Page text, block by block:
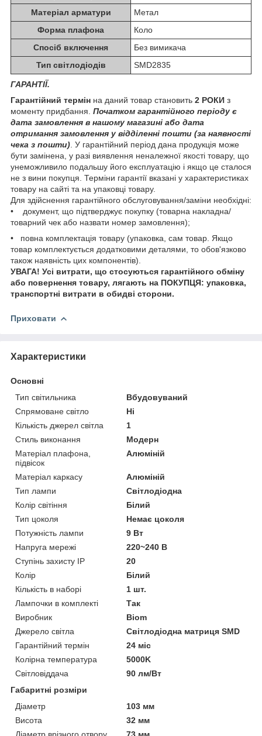
Матеріал арматури
Метал
Форма плафона
Коло
Спосіб включення
Без вимикача
Тип світлодіодів
SMD2835
ГАРАНТІЇ.
Гарантійний термін на даний товар становить 2 РОКИ з
моменту придбання. Початком гарантійного періоду є
дата замовлення в нашому магазині або дата
отримання замовлення у відділенні пошти (за наявності
чека з пошти) . У гарантійний період дана продукція може
бути замінена, у разі виявлення неналежної якості товару, що
унеможливило подальшу його експлуатацію і якщо це сталося
не з вини покупця. Терміни гарантії вказані у характеристиках
товару на сайті та на упаковці товару.
Для здійснення гарантійного обслуговування/заміни необхідні:
• документ, що підтверджує покупку (товарна накладна/
товарний чек або назвати номер замовлення);
• повна комплектація товару (упаковка, сам товар. Якщо
товар комплектується додатковими деталями, то обов'язково
також наявність цих компонентів).
УВАГА! Усі витрати, що стосуються гарантійного обміну
або повернення товару, лягають на ПОКУПЦЯ: упаковка,
транспортні витрати в обидві сторони.
Приховати
Характеристики
Основні
Тип світильника
Вбудовуваний
Спрямоване світло
Ні
Кількість джерел світла
1
Стиль виконання
Модерн
Матеріал плафона,
підвісок
Алюміній
Матеріал каркасу
Алюміній
Тип лампи
Світлодіодна
Колір світіння
Білий
Тип цоколя
Немає цоколя
Потужність лампи
9 Вт
Напруга мережі
220~240 В
Ступінь захисту IP
20
Колір
Білий
Кількість в наборі
1 шт.
Лампочки в комплекті
Так
Виробник
Biom
Джерело світла
Світлодіодна матриця SMD
Гарантійний термін
24 міс
Колірна температура
5000K
Світловіддача
90 лм/Вт
Габаритні розміри
Діаметр
103 мм
Висота
32 мм
Діаметр врізного отвору
73 мм